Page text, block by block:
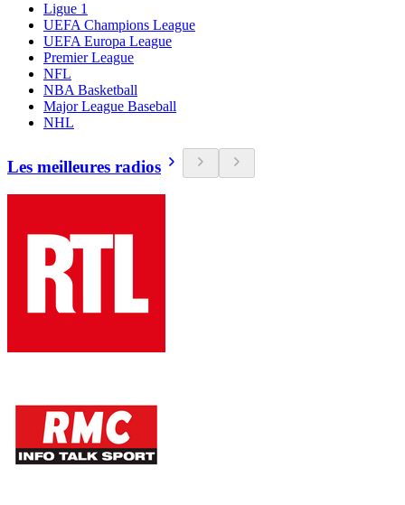
Ligue 1
UEFA Champions League
UEFA Europa League
Premier League
NFL
NBA Basketball
Major League Baseball
NHL
Les meilleures radios